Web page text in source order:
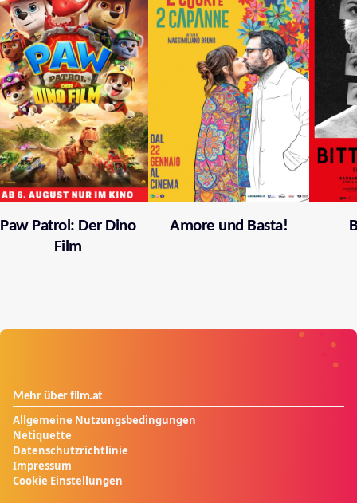
Paw Patrol: Der Dino
Film
Amore und Basta!
Mehr über film.at
Allgemeine Nutzungsbedingungen
Netiquette
Datenschutzrichtlinie
Impressum
Cookie Einstellungen